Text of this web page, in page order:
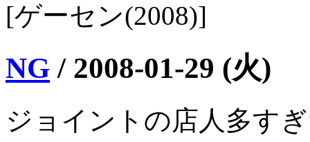
[ゲーセン(2008)]
NG / 2008-01-29 (火)
ジョイントの店人多す